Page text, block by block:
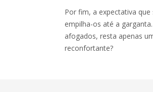
Por fim, a expectativa
empilha-os até a
afogados, resta apenas
reconfortante?